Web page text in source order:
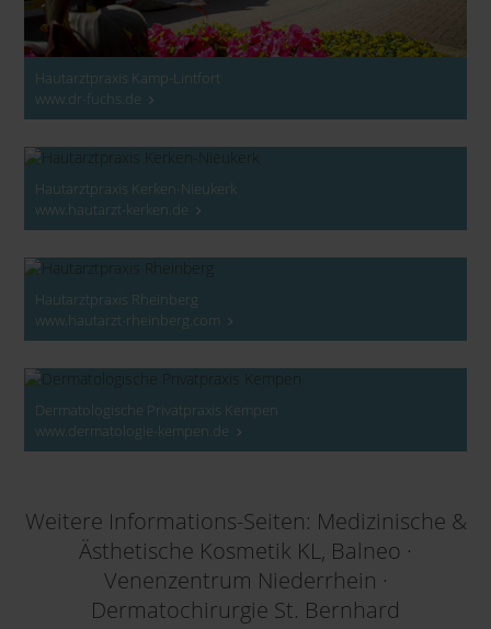
Hautarztpraxis Kamp-Lintfort
www.dr-fuchs.de
Hautarztpraxis Kerken-Nieukerk
www.hautarzt-kerken.de
Hautarztpraxis Rheinberg
www.hautarzt-rheinberg.com
Dermatologische Privatpraxis Kempen
www.dermatologie-kempen.de
Weitere Informations-Seiten: Medizinische &
Ästhetische Kosmetik KL, Balneo ·
Venenzentrum Niederrhein ·
Dermatochirurgie St. Bernhard